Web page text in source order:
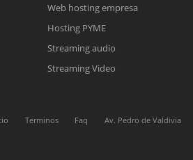
para la reunión online.
Cotización
fuera de línea. Complete el formulario
Web hosting empresa
Hosting PYME
Streaming audio
Streaming Video
Terminos Faq
Av. Pedro de Valdivia